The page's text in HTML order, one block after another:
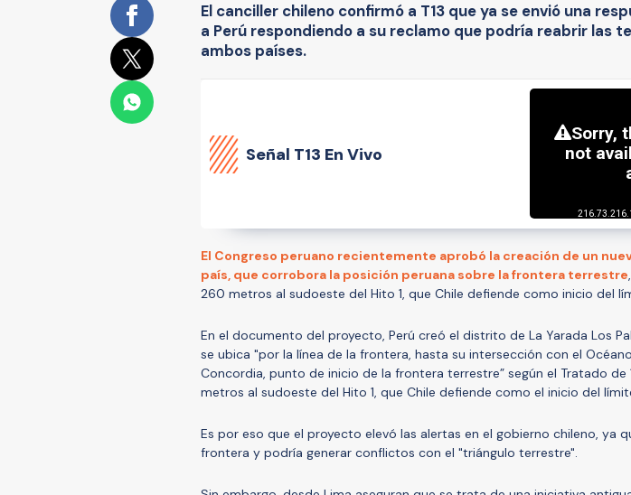
El canciller chileno confirmó a T13 que ya se envió una
a Perú respondiendo a su reclamo que podría reabrir las
ambos países.
Señal T13 En Vivo
El Congreso peruano recientemente aprobó la creación de un
país, que corrobora la posición peruana sobre la frontera terrestre
260 metros al sudoeste del Hito 1, que Chile defiende como inicio del
En el documento del proyecto, Perú creó el distrito de La Yarada Los
se ubica "por la línea de la frontera, hasta su intersección con el
Concordia, punto de inicio de la frontera terrestre” según el Tratado de
metros al sudoeste del Hito 1, que Chile defiende como el inicio del
Es por eso que el proyecto elevó las alertas en el gobierno chileno, ya
frontera y podría generar conflictos con el "triángulo terrestre".